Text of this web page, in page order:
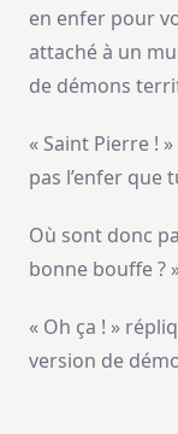
en enfer pour
attaché à un
de démons
« Saint Pierre !
pas l’enfer que
Où sont donc
bonne bouffe ?
« Oh ça ! »
version de